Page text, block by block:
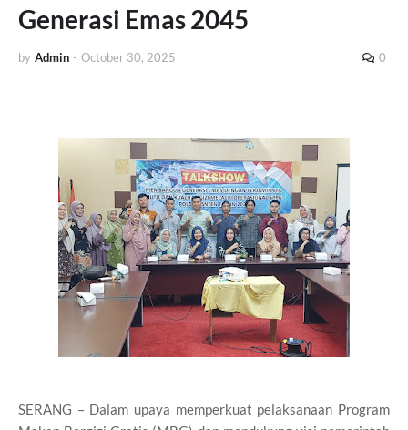
Generasi Emas 2045
by Admin - October 30, 2025 0
SERANG – Dalam upaya memperkuat pelaksanaan Program